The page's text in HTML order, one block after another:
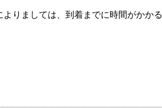
りましては、到着までに時間がかかる